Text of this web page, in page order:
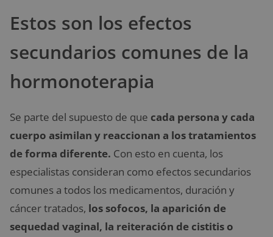
Estos son los efectos
secundarios comunes de la
hormonoterapia
Se parte del supuesto de que cada persona y cada
cuerpo asimilan y reaccionan a los tratamientos
de forma diferente. Con esto en cuenta, los
especialistas consideran como efectos secundarios
comunes a todos los medicamentos, duración y
cáncer tratados, los sofocos, la aparición de
sequedad vaginal, la reiteración de cistitis o